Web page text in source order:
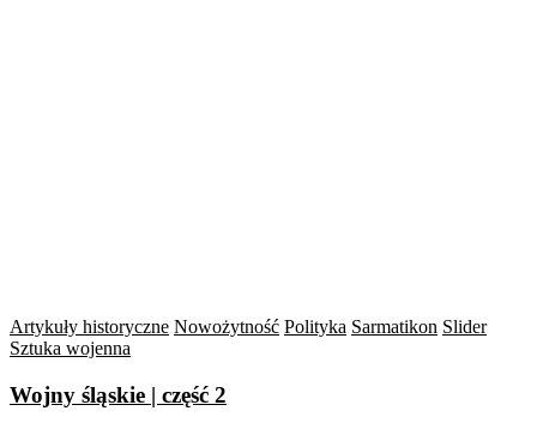
Artykuły historyczne Nowożytność Polityka Sarmatikon Slider
Sztuka wojenna
Wojny śląskie | część 2